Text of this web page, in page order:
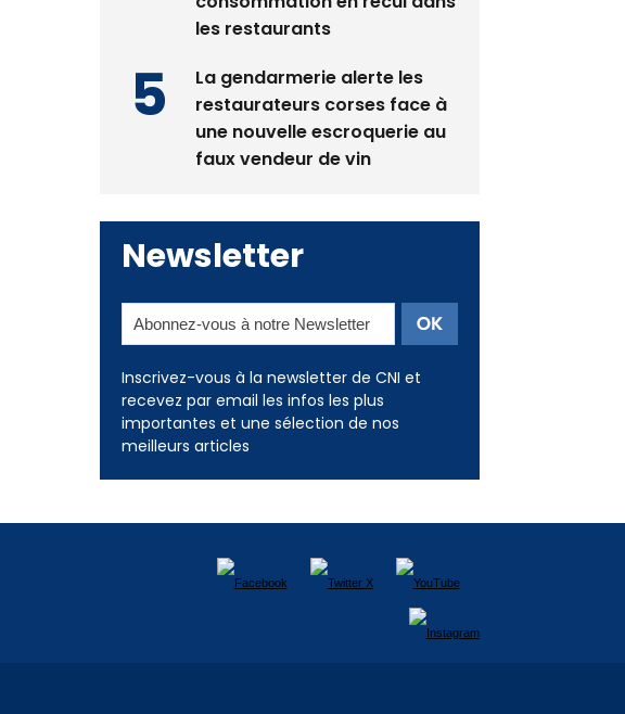
La gendarmerie alerte les
une nouvelle escroquerie au
faux vendeur de vin
Inscrivez-vous à la newsletter de CNI et
recevez par email les infos les plus
importantes et une sélection de nos